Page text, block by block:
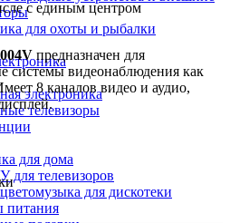
для охоты и рыбалки
электроника
телевизоры
для дома
для телевизоров
для дискотеки
питания
с единым центром
04V предназначен для
системы видеонаблюдения как
8 каналов видео и аудио,